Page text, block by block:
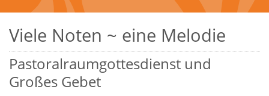
Viele Noten ~ eine Melodie
Pastoralraumgottesdienst und
Großes Gebet